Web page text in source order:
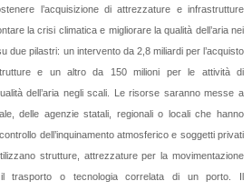
l’acquisizione di attrezzature e infrastrutture
la crisi climatica e migliorare la qualità dell’aria nei
due pilastri: un intervento da 2,8 miliardi per l’acquisto
e un altro da 150 milioni per le attività di
dell’aria negli scali. Le risorse saranno messe a
delle agenzie statali, regionali o locali che hanno
dell’inquinamento atmosferico e soggetti privati
strutture, attrezzature per la movimentazione
trasporto o tecnologia correlata di un porto. Il